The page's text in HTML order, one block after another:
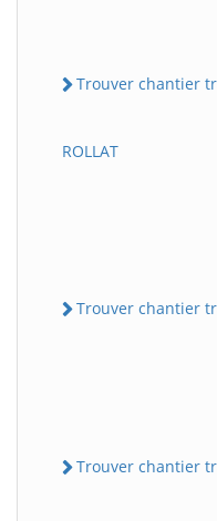
Trouver chantier
ROLLAT
Trouver chantier
Trouver chantier